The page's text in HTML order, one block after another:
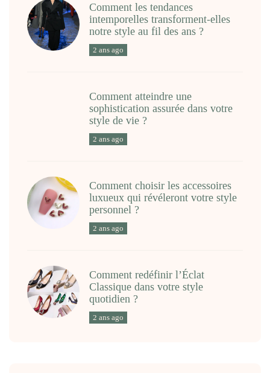
Comment les tendances
intemporelles transforment-elles
notre style au fil des ans ?
2 ans ago
Comment atteindre une
sophistication assurée dans votre
style de vie ?
2 ans ago
Comment choisir les accessoires
luxueux qui révéleront votre style
personnel ?
2 ans ago
Comment redéfinir l’Éclat
Classique dans votre style
quotidien ?
2 ans ago